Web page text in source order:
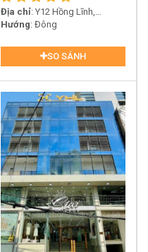
Địa chỉ: Y12 Hồng Lĩnh,
Phường 15, Quận 10
Hướng : Đông
SO SÁNH